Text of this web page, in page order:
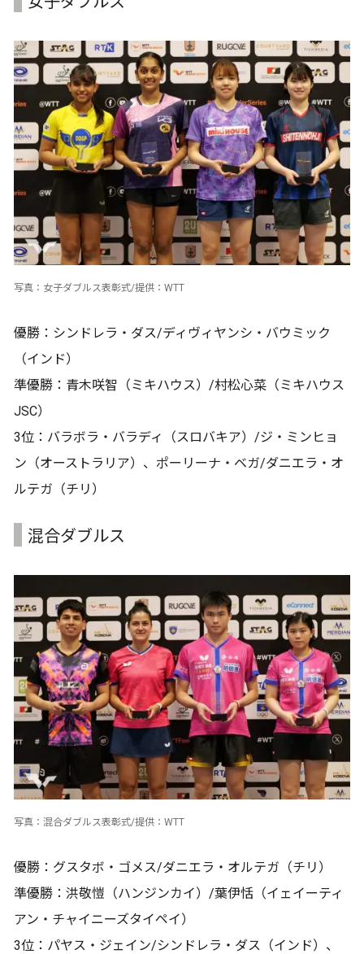
写真：女子ダブルス表彰式/提供：WTT
優勝：シンドレラ・ダス/ディヴィヤンシ・バウミック
（インド）
準優勝：青木咲智（ミキハウス）/村松心菜（ミキハウス
JSC）
3位：バラボラ・バラディ（スロバキア）/ジ・ミンヒョ
ン（オーストラリア）、ポーリーナ・ベガ/ダニエラ・オ
ルテガ（チリ）
混合ダブルス
写真：混合ダブルス表彰式/提供：WTT
優勝：グスタボ・ゴメス/ダニエラ・オルテガ（チリ）
準優勝：洪敬愷（ハンジンカイ）/葉伊恬（イェイーティ
アン・チャイニーズタイペイ）
3位：パヤス・ジェイン/シンドレラ・ダス（インド）、